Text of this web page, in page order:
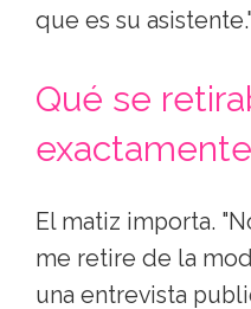
que es su asistente."
Qué se
exactamente
El matiz importa.
me retire de la
una entrevista